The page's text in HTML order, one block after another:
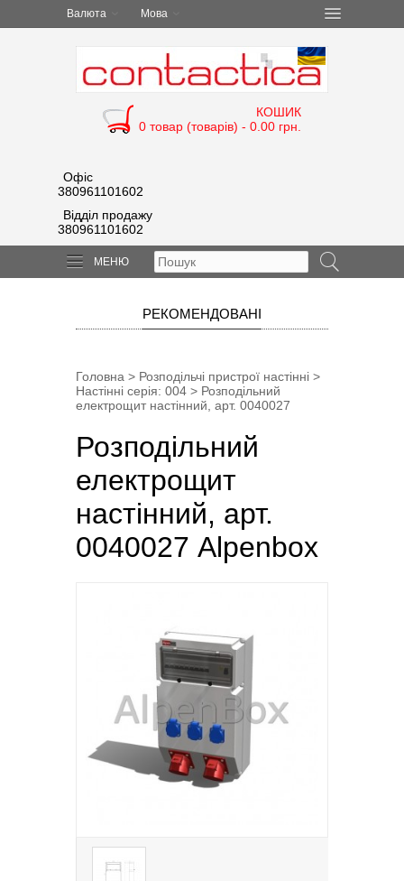
Валюта Мова
КОШИК
0 товар (товарів) - 0.00 грн.
Офіс
380961101602
Відділ продажу
380961101602
МЕНЮ
РЕКОМЕНДОВАНІ
Головна > Розподільчі пристрої настінні >
Настінні серія: 004 > Розподільний
електрощит настінний, арт. 0040027
Розподільний
електрощит
настінний, арт.
0040027 Alpenbox